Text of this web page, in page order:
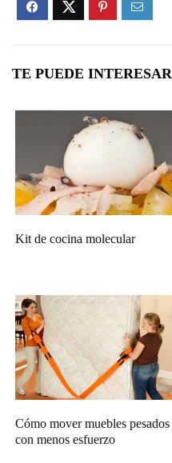
TE PUEDE INTERESAR
Kit de cocina molecular
Cómo mover muebles pesados
con menos esfuerzo